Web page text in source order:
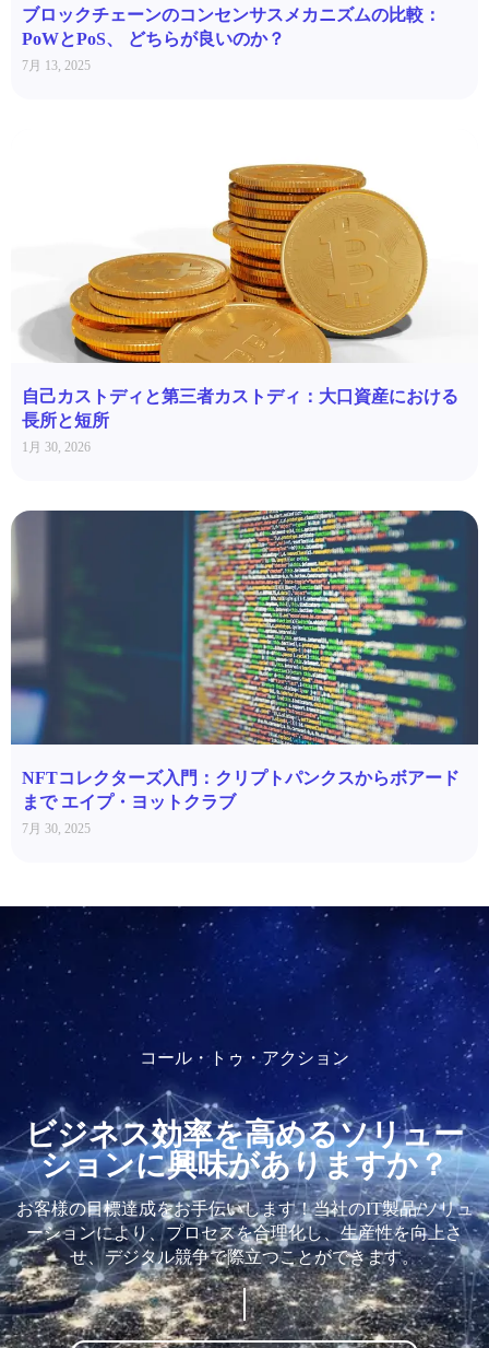
ブロックチェーンのコンセンサスメカニズムの比較：
PoWとPoS、 どちらが良いのか？
7月 13, 2025
自己カストディと第三者カストディ：大口資産における
長所と短所
1月 30, 2026
NFTコレクターズ入門：クリプトパンクスからボアード
まで エイプ・ヨットクラブ
7月 30, 2025
コール・トゥ・アクション
ビジネス効率を高めるソリュー
ションに興味がありますか？
お客様の目標達成をお手伝いします！当社のIT製品/ソリュ
ーションにより、プロセスを合理化し、生産性を向上さ
せ、デジタル競争で際立つことができます。